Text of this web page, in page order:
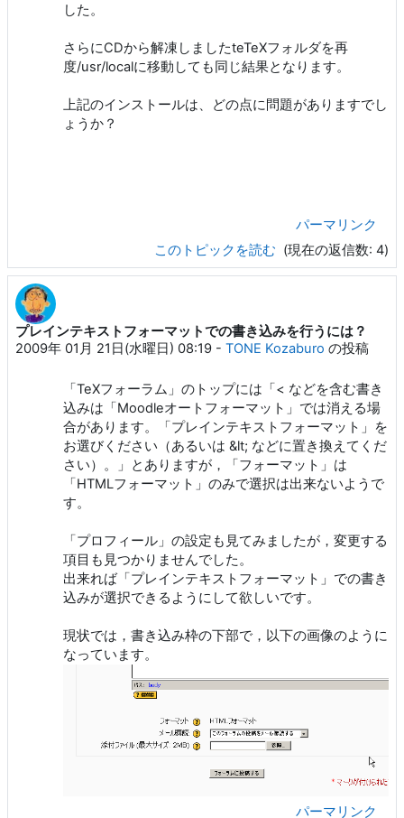
した。
さらにCDから解凍しましたteTeXフォルダを再
度/usr/localに移動しても同じ結果となります。
上記のインストールは、どの点に問題がありますでし
ょうか？
パーマリンク
このトピックを読む (現在の返信数: 4)
プレインテキストフォーマットでの書き込みを行うには？
2009年 01月 21日(水曜日) 08:19 - TONE Kozaburo の投稿
「TeXフォーラム」のトップには「< などを含む書き
込みは「Moodleオートフォーマット」では消える場
合があります。「プレインテキストフォーマット」を
お選びください（あるいは &lt; などに置き換えてくだ
さい）。」とありますが，「フォーマット」は
「HTMLフォーマット」のみで選択は出来ないようで
す。
「プロフィール」の設定も見てみましたが，変更する
項目も見つかりませんでした。
出来れば「プレインテキストフォーマット」での書き
込みが選択できるようにして欲しいです。
現状では，書き込み枠の下部で，以下の画像のように
なっています。
パーマリンク